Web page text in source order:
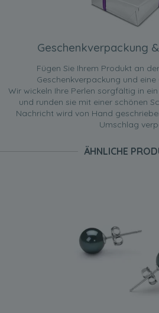
Geschenkverpackung
Fügen Sie Ihrem Produkt an
Geschenkverpackung und eine
Wir wickeln Ihre Perlen sorgfältig in
und runden sie mit einer schönen
Nachricht wird von Hand
Umschlag
ÄHNLICHE